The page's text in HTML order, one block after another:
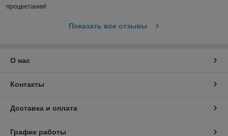
процветания!
Показать все отзывы
О нас
Контакты
Доставка и оплата
График работы